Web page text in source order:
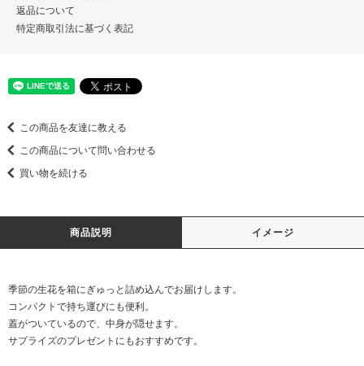
返品について
特定商取引法に基づく表記
この商品を友達に教える
この商品について問い合わせる
買い物を続ける
商品説明 イメージ
季節の生花を箱にぎゅっと詰め込んでお届けします。
コンパクトで持ち運びにも便利。
蓋がついているので、中身が隠せます。
サプライズのプレゼントにもおすすめです。